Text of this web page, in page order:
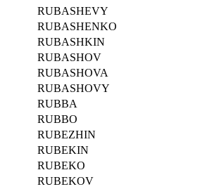
RUBASHEVY
RUBASHENKO
RUBASHKIN
RUBASHOV
RUBASHOVA
RUBASHOVY
RUBBA
RUBBO
RUBEZHIN
RUBEKIN
RUBEKO
RUBEKOV